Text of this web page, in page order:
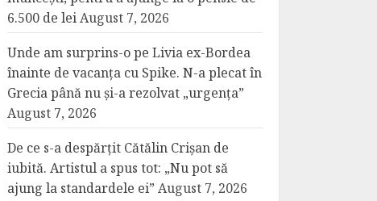
6.500 de leiAugust 7, 2026
Unde am surprins-o pe Livia ex-Bordea
înainte de vacanța cu Spike. N-a plecat în
Grecia până nu și-a rezolvat „urgența”
August 7, 2026
De ce s-a despărțit Cătălin Crișan de
iubită. Artistul a spus tot: „Nu pot să
ajung la standardele ei” August 7, 2026